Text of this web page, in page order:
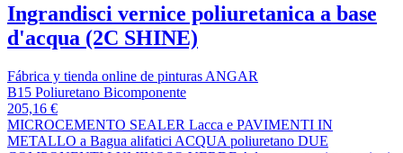
Ingrandisci vernice poliuretanica a base
d'acqua (2C SHINE)
Fábrica y tienda online de pinturas ANGAR
B15 Poliuretano Bicomponente
205,16 €
MICROCEMENTO SEALER Lacca e PAVIMENTI IN
METALLO a Bagua alifatici ACQUA poliuretano DUE